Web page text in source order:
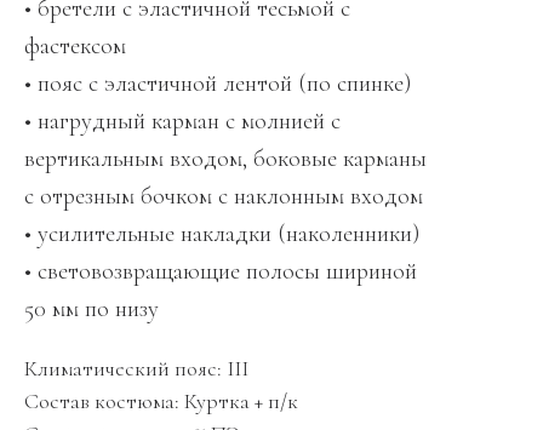
• бретели с эластичной тесьмой с
фастексом
• пояс с эластичной лентой (по спинке)
• нагрудный карман с молнией с
вертикальным входом, боковые карманы
с отрезным бочком с наклонным входом
• усилительные накладки (наколенники)
• световозвращающие полосы шириной
50 мм по низу
Климатический пояс: III
Состав костюма: Куртка + п/к